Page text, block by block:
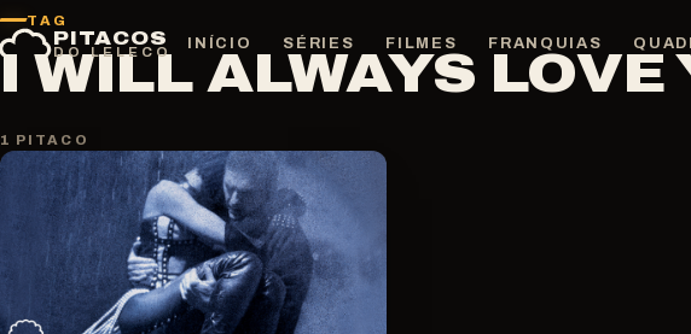
Pular
para
PITACOS
DO LELECO
INÍCIO SÉRIES FILMES FRANQUIAS
TAG
I WILL ALWAYS LOVE
1 PITACO